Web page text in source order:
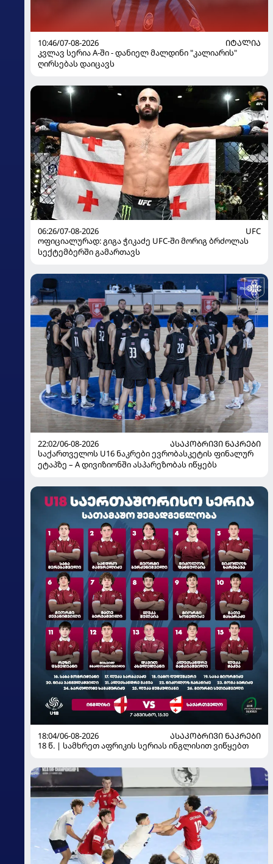
10:46/07-08-2026
ᲘᲢᲐᲚᲘᲐ
კვლავ სერია A-ში - დანიელ მალდინი "კალიარის"
ღირსებას დაიცავს
06:26/07-08-2026
UFC
ოფიციალურად: გიგა ჭიკაძე UFC-ში მორიგ ბრძოლას
სექტემბერში გამართავს
22:02/06-08-2026
ᲐᲡᲐᲙᲝᲑᲠᲘᲕᲘ ᲜᲐᲙᲠᲔᲑᲘ
საქართველოს U16 ნაკრები ევრობასკეტის ფინალურ
ეტაპზე – A დივიზიონში ასპარეზობას იწყებს
18:04/06-08-2026
ᲐᲡᲐᲙᲝᲑᲠᲘᲕᲘ ᲜᲐᲙᲠᲔᲑᲘ
18 წ. | სამხრეთ აფრიკის სერიას ინგლისით ვიწყებთ